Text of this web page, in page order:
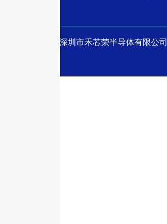
深圳市禾芯荣半导体有限公司